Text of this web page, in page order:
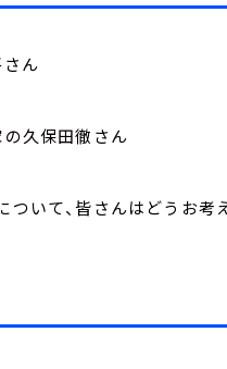
さん
の久保田徹さん
いて、皆さんはどうお考